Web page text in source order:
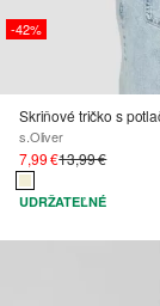
-42%
Skriňové tričko s
s.Oliver
7,99 €13,99 €
UDRŽATEĽNÉ